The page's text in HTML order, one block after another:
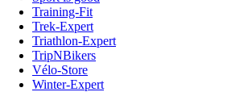
Training-Fit
Trek-Expert
Triathlon-Expert
TripNBikers
Vélo-Store
Winter-Expert